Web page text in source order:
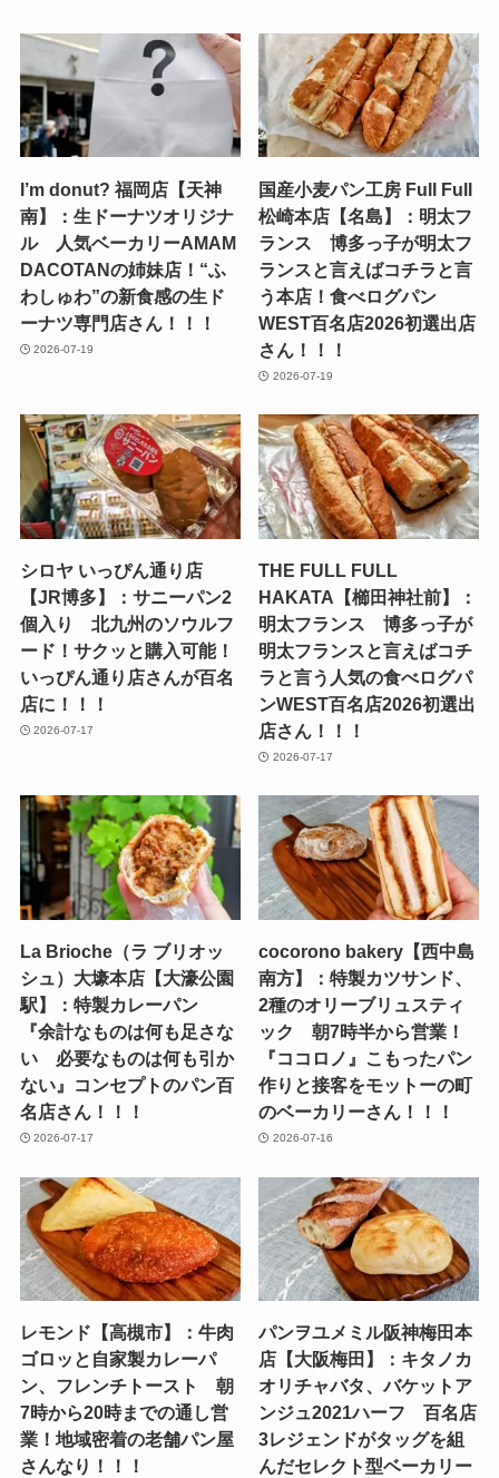
I’m donut? 福岡店【天神
南】：生ドーナツオリジナ
ル 人気ベーカリーAMAM
DACOTANの姉妹店！“ふ
わしゅわ”の新食感の生ド
ーナツ専門店さん！！！
2026-07-19
国産小麦パン工房 Full Full
松崎本店【名島】：明太フ
ランス 博多っ子が明太フ
ランスと言えばコチラと言
う本店！食べログパン
WEST百名店2026初選出店
さん！！！
2026-07-19
シロヤ いっぴん通り店
【JR博多】：サニーパン2
個入り 北九州のソウルフ
ード！サクッと購入可能！
いっぴん通り店さんが百名
店に！！！
2026-07-17
THE FULL FULL
HAKATA【櫛田神社前】：
明太フランス 博多っ子が
明太フランスと言えばコチ
ラと言う人気の食べログパ
ンWEST百名店2026初選出
店さん！！！
2026-07-17
La Brioche（ラ ブリオッ
シュ）大壕本店【大濠公園
駅】：特製カレーパン
『余計なものは何も足さな
い 必要なものは何も引か
ない』コンセプトのパン百
名店さん！！！
2026-07-17
cocorono bakery【西中島
南方】：特製カツサンド、
2種のオリーブリュスティ
ック 朝7時半から営業！
『ココロノ』こもったパン
作りと接客をモットーの町
のベーカリーさん！！！
2026-07-16
レモンド【高槻市】：牛肉
ゴロッと自家製カレーパ
ン、フレンチトースト 朝
7時から20時までの通し営
業！地域密着の老舗パン屋
さんなり！！！
パンヲユメミル阪神梅田本
店【大阪梅田】：キタノカ
オリチャバタ、バケットア
ンジュ2021ハーフ 百名店
3レジェンドがタッグを組
んだセレクト型ベーカリー